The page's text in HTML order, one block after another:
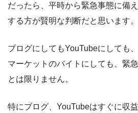
だったら、平時から緊急事態に備
する方が賢明な判断だと思います。
ブログにしてもYouTubeにしても
マーケットのバイトにしても、緊
とは限りません。
特にブログ、YouTubeはすぐに収